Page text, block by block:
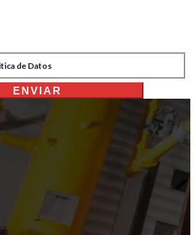
de Datos
ENVIAR